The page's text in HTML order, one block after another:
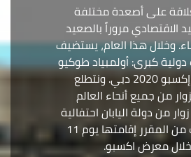
على أصعدة مختلفة
الاقتصادي مروراً بالصعيد
وخلال هذا العام، يستضيف
دولية كبرى: أولمبياد طوكيو
2020 ومعرض إكسبو 2020 دبي. ونتطلع
من جميع أنحاء العالم
من دولة اليابان احتفالية
يوم اليابان حيث من المقرر إقامتها يوم 11